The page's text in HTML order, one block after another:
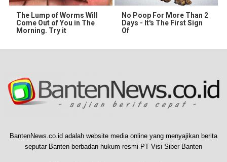
The Lump of Worms Will
Come Out of You in The
Morning. Try it
No Poop For More Than 2
Days - It's The First Sign
Of
BantenNews.co.id adalah website media online yang menyajikan berita
seputar Banten berbadan hukum resmi PT Visi Siber Banten